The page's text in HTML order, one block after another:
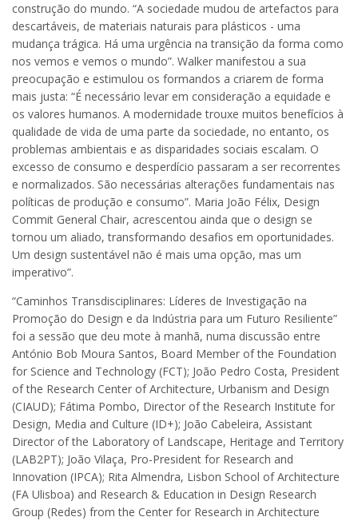
construção do mundo. “A sociedade mudou de artefactos para
descartáveis, de materiais naturais para plásticos - uma
mudança trágica. Há uma urgência na transição da forma como
nos vemos e vemos o mundo”. Walker manifestou a sua
preocupação e estimulou os formandos a criarem de forma
mais justa: “É necessário levar em consideração a equidade e
os valores humanos. A modernidade trouxe muitos benefícios à
qualidade de vida de uma parte da sociedade, no entanto, os
problemas ambientais e as disparidades sociais escalam. O
excesso de consumo e desperdício passaram a ser recorrentes
e normalizados. São necessárias alterações fundamentais nas
políticas de produção e consumo”. Maria João Félix, Design
Commit General Chair, acrescentou ainda que o design se
tornou um aliado, transformando desafios em oportunidades.
Um design sustentável não é mais uma opção, mas um
imperativo”.
“Caminhos Transdisciplinares: Líderes de Investigação na
Promoção do Design e da Indústria para um Futuro Resiliente”
foi a sessão que deu mote à manhã, numa discussão entre
António Bob Moura Santos, Board Member of the Foundation
for Science and Technology (FCT); João Pedro Costa, President
of the Research Center of Architecture, Urbanism and Design
(CIAUD); Fátima Pombo, Director of the Research Institute for
Design, Media and Culture (ID+); João Cabeleira, Assistant
Director of the Laboratory of Landscape, Heritage and Territory
(LAB2PT); João Vilaça, Pro-President for Research and
Innovation (IPCA); Rita Almendra, Lisbon School of Architecture
(FA Ulisboa) and Research & Education in Design Research
Group (Redes) from the Center for Research in Architecture